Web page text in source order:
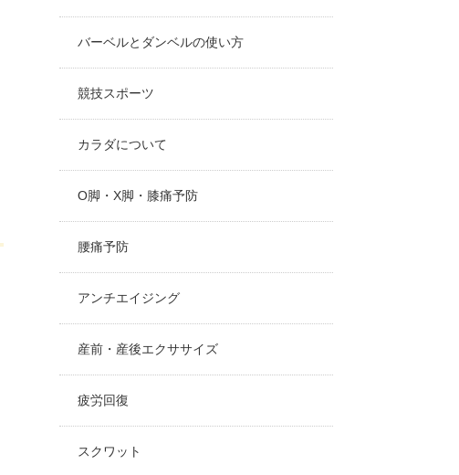
バーベルとダンベルの使い方
競技スポーツ
カラダについて
O脚・X脚・膝痛予防
腰痛予防
アンチエイジング
産前・産後エクササイズ
疲労回復
スクワット